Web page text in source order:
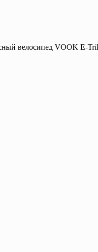
велосипед VOOK E-